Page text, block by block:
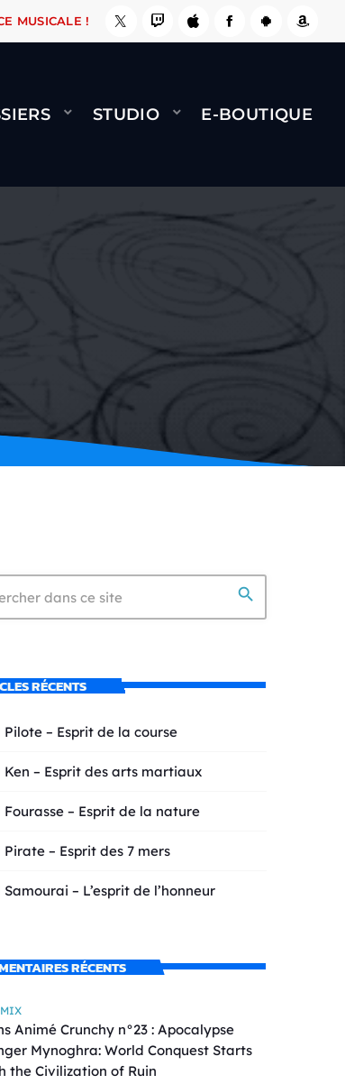
! NAMI BERNARD MINET - FLY
MUSICALE !
STUDIO E-BOUTIQUE
search
RÉCENTS
Pilote – Esprit de la course
Ken – Esprit des arts martiaux
Fourasse – Esprit de la nature
Pirate – Esprit des 7 mers
Samourai – L’esprit de l’honneur
RÉCENTS
Animé Crunchy n°23 : Apocalypse
Mynoghra: World Conquest Starts
the Civilization of Ruin